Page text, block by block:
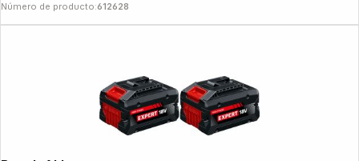
Número de producto:612628